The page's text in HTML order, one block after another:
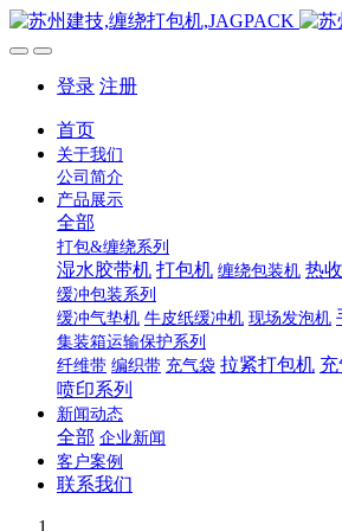
登录 注册
首页
关于我们
公司简介
产品展示
全部
打包&缠绕系列
湿水胶带机 打包机 缠绕包装机 热
缓冲包装系列
缓冲气垫机 牛皮纸缓冲机 现场发泡机
集装箱运输保护系列
纤维带 编织带 充气袋 拉紧打包机
喷印系列
新闻动态
全部 企业新闻
客户案例
联系我们